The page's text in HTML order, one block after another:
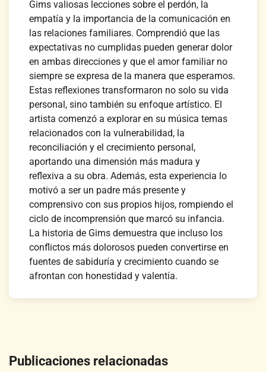
Gims valiosas lecciones sobre el perdón, la
empatía y la importancia de la comunicación en
las relaciones familiares. Comprendió que las
expectativas no cumplidas pueden generar dolor
en ambas direcciones y que el amor familiar no
siempre se expresa de la manera que esperamos.
Estas reflexiones transformaron no solo su vida
personal, sino también su enfoque artístico. El
artista comenzó a explorar en su música temas
relacionados con la vulnerabilidad, la
reconciliación y el crecimiento personal,
aportando una dimensión más madura y
reflexiva a su obra. Además, esta experiencia lo
motivó a ser un padre más presente y
comprensivo con sus propios hijos, rompiendo el
ciclo de incomprensión que marcó su infancia.
La historia de Gims demuestra que incluso los
conflictos más dolorosos pueden convertirse en
fuentes de sabiduría y crecimiento cuando se
afrontan con honestidad y valentía.
de
Publicaciones relacionadas